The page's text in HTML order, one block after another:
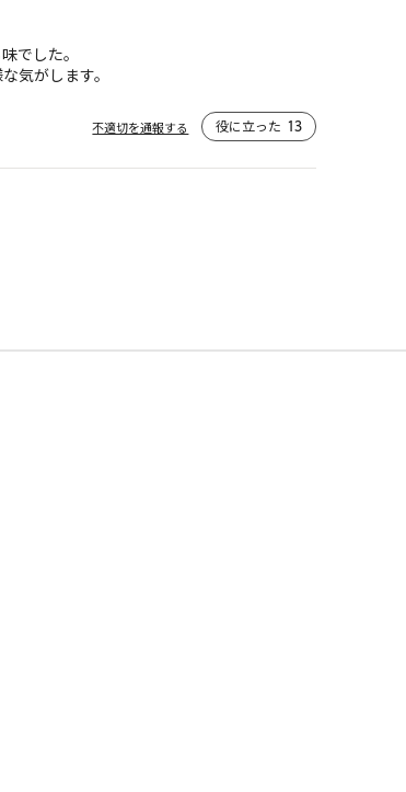
でした。
気がします。
不適切を通報する 役に立った 13